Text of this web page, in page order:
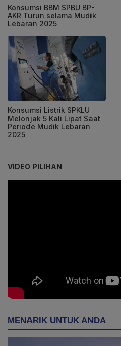
Konsumsi BBM SPBU BP-
AKR Turun selama Mudik
Lebaran 2025
Konsumsi Listrik SPKLU
Melonjak 5 Kali Lipat Saat
Periode Mudik Lebaran
2025
VIDEO PILIHAN